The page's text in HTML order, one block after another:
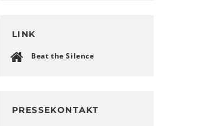
LINK
Beat the Silence
PRESSEKONTAKT